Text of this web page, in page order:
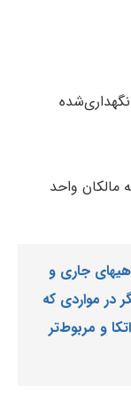
واحد
جاری و
مواردی که
و مربوط‌تر